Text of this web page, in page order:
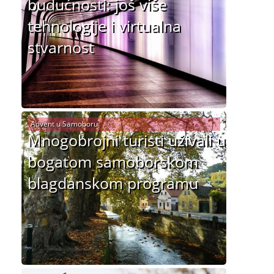
budućnosti: još više
tehnologije i virtualna
stvarnost
Mnogobrojni turisti uživali u
bogatom samoborskom
blagdanskom programu
Advent u Samoboru